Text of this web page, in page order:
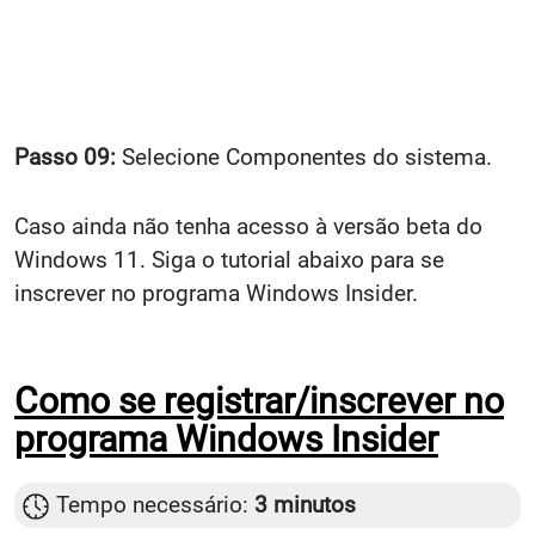
Passo 09: Selecione Componentes do sistema.
Caso ainda não tenha acesso à versão beta do
Windows 11. Siga o tutorial abaixo para se
inscrever no programa Windows Insider.
Como se registrar/inscrever no
programa Windows Insider
Tempo necessário: 3 minutos